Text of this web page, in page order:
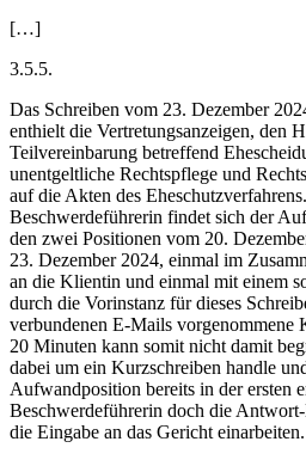
[…]
3.5.5.
Das Schreiben vom 23. Dezember
enthielt die Vertretungsanzeigen, den
Teilvereinbarung betreffend
unentgeltliche Rechtspflege und
auf die Akten des
Beschwerdeführerin findet sich der
den zwei Positionen vom 20.
23. Dezember 2024, einmal im
an die Klientin und einmal mit einem
durch die Vorinstanz für dieses
verbundenen E-Mails
20 Minuten kann somit nicht damit
dabei um ein Kurzschreiben handle
Aufwandposition bereits in der ersten
Beschwerdeführerin doch die
die Eingabe an das Gericht einarbeiten.